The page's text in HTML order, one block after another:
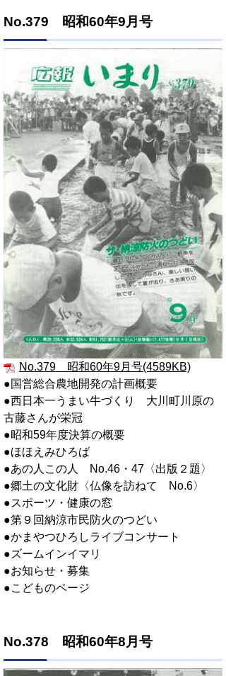
No.379 昭和60年9月号
No.379 昭和60年9月号(4589KB)
●国営総合農地開発の計画概要
●西日本一うまい牛づくり 大川町川原の
古藤さんが栄冠
●昭和59年度決算の概要
●ほほえみひろば
●あの人この人 No.46・47〈出版２題〉
●郷土の文化財〈仏像を訪ねて No.6〉
●スポーツ・健康の窓
●第９回納涼市民防火のつどい
●かまやつひろしライブコンサート
●ズームインイマリ
●お知らせ・募集
●こどものページ
No.378 昭和60年8月号